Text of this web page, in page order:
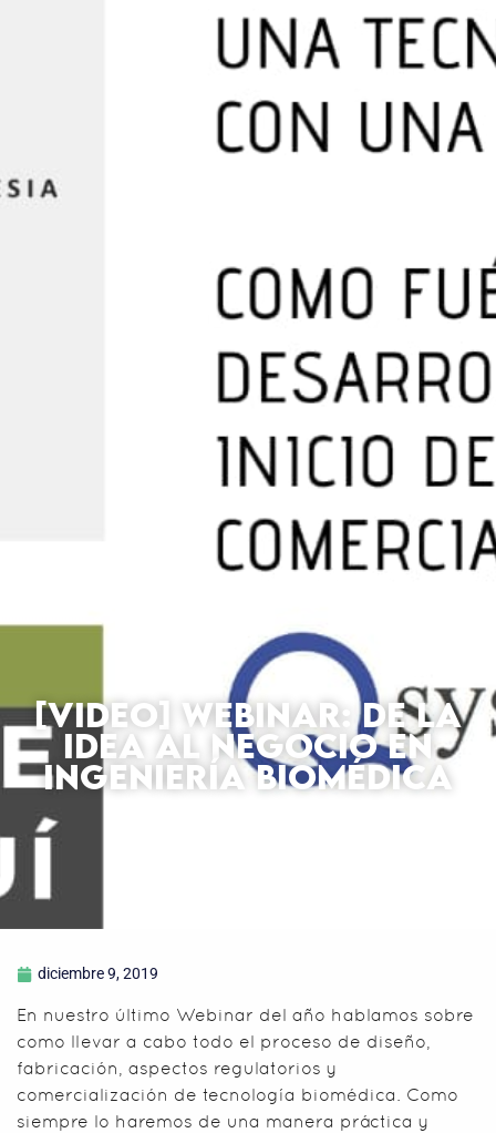
[VIDEO] WEBINAR: DE LA
IDEA AL NEGOCIO EN
INGENIERÍA BIOMÉDICA
diciembre 9, 2019
En nuestro último Webinar del año hablamos sobre
como llevar a cabo todo el proceso de diseño,
fabricación, aspectos regulatorios y
comercialización de tecnología biomédica. Como
siempre lo haremos de una manera práctica y